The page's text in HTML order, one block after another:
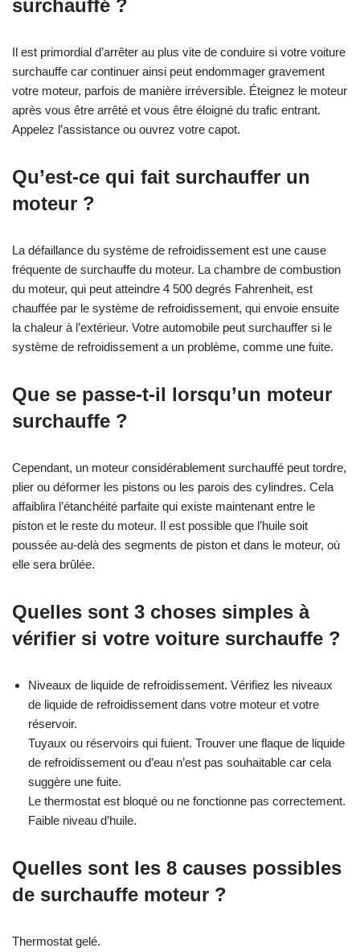
surchauffé ?
Il est primordial d’arrêter au plus vite de conduire si votre voiture
surchauffe car continuer ainsi peut endommager gravement
votre moteur, parfois de manière irréversible. Éteignez le moteur
après vous être arrêté et vous être éloigné du trafic entrant.
Appelez l’assistance ou ouvrez votre capot.
Qu’est-ce qui fait surchauffer un
moteur ?
La défaillance du système de refroidissement est une cause
fréquente de surchauffe du moteur. La chambre de combustion
du moteur, qui peut atteindre 4 500 degrés Fahrenheit, est
chauffée par le système de refroidissement, qui envoie ensuite
la chaleur à l’extérieur. Votre automobile peut surchauffer si le
système de refroidissement a un problème, comme une fuite.
Que se passe-t-il lorsqu’un moteur
surchauffe ?
Cependant, un moteur considérablement surchauffé peut tordre,
plier ou déformer les pistons ou les parois des cylindres. Cela
affaiblira l’étanchéité parfaite qui existe maintenant entre le
piston et le reste du moteur. Il est possible que l’huile soit
poussée au-delà des segments de piston et dans le moteur, où
elle sera brûlée.
Quelles sont 3 choses simples à
vérifier si votre voiture surchauffe ?
Niveaux de liquide de refroidissement. Vérifiez les niveaux
de liquide de refroidissement dans votre moteur et votre
réservoir.
Tuyaux ou réservoirs qui fuient. Trouver une flaque de liquide
de refroidissement ou d’eau n’est pas souhaitable car cela
suggère une fuite.
Le thermostat est bloqué ou ne fonctionne pas correctement.
Faible niveau d’huile.
Quelles sont les 8 causes possibles
de surchauffe moteur ?
Thermostat gelé.